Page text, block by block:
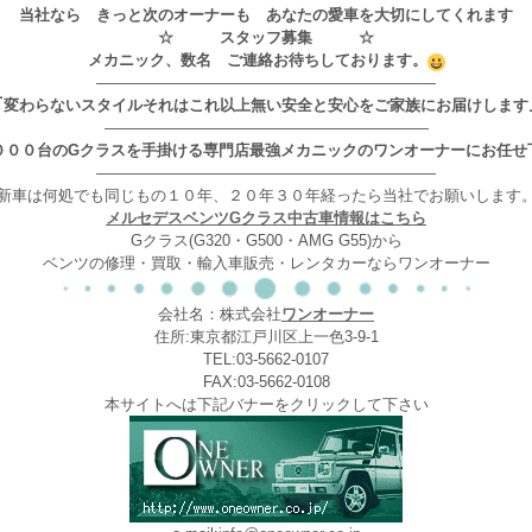
当社なら きっと次のオーナーも あなたの愛車を大切にしてくれます
☆ スタッフ募集 ☆
メカニック、数名 ご連絡お待ちしております。
——————————————————————
変わらないスタイルそれはこれ以上無い安全と安心をご家族にお届けします
—————————————————————
００台のGクラスを手掛ける専門店最強メカニックのワンオーナーにお任せ
——————————————————————
車は何処でも同じもの１０年、２０年３０年経ったら当社でお願いします。
メルセデスベンツGクラス中古車情報はこちら
Gクラス(G320・G500・AMG G55)から
ベンツの修理・買取・輸入車販売・レンタカーならワンオーナー
会社名：株式会社ワンオーナー
住所:東京都江戸川区上一色3-9-1
TEL:03-5662-0107
FAX:03-5662-0108
本サイトへは下記バナーをクリックして下さい